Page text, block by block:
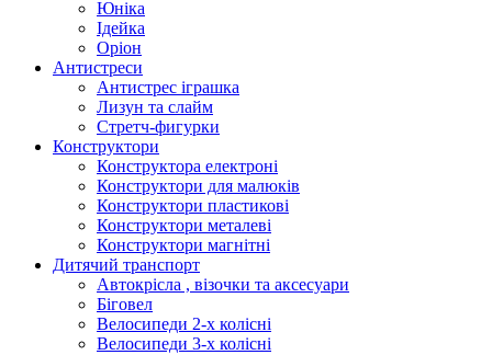
Юніка
Ідейка
Оріон
Антистреси
Антистрес іграшка
Лизун та слайм
Стретч-фигурки
Конструктори
Конструктора електроні
Конструктори для малюків
Конструктори пластикові
Конструктори металеві
Конструктори магнітні
Дитячий транспорт
Автокрісла , візочки та аксесуари
Біговел
Велосипеди 2-х колісні
Велосипеди 3-х колісні